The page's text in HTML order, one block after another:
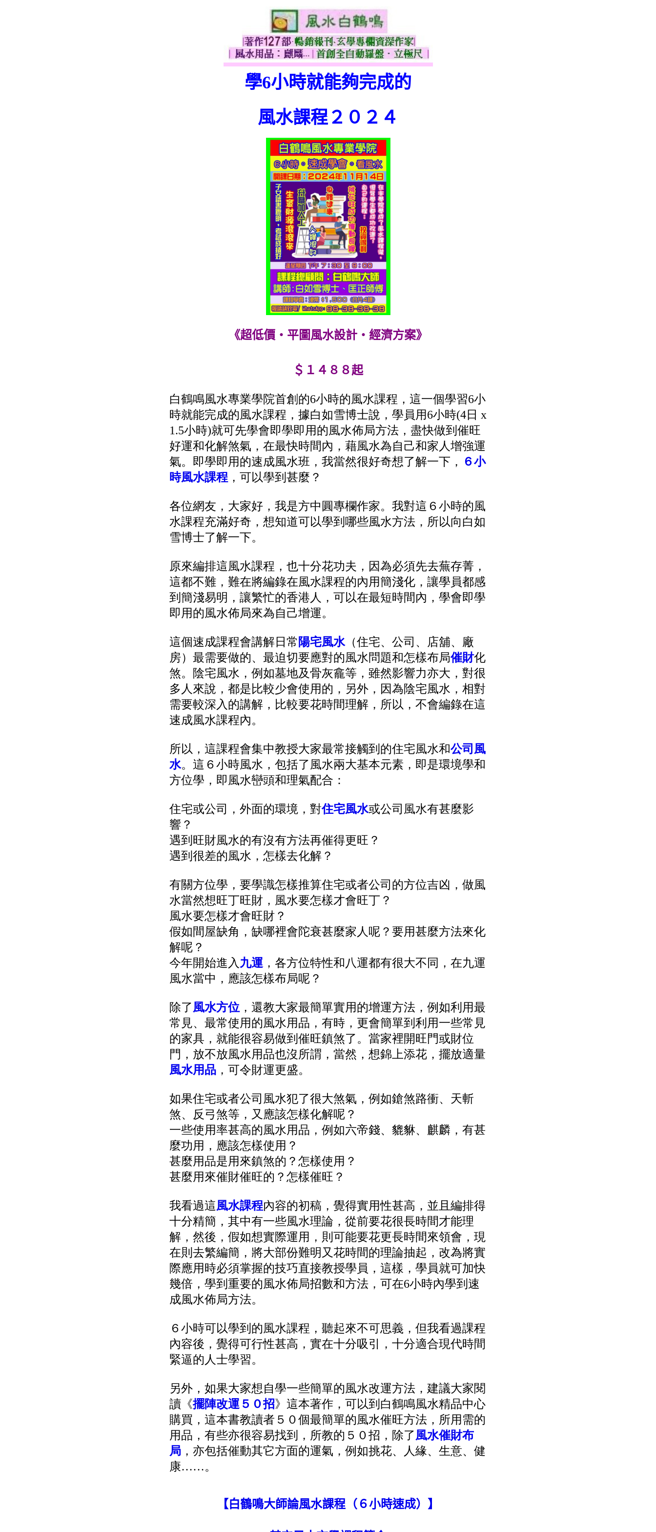
學6小時就能夠完成的
風水課程２０２４
《超低價‧平圖風水設計‧經濟方案》
＄１４８８起
白鶴鳴風水專業學院首創的6小時的風水課程，這一個學習6小
時就能完成的風水課程，據白如雪博士說，學員用6小時(4日 x
1.5小時)就可先學會即學即用的風水佈局方法，盡快做到催旺
好運和化解煞氣，在最快時間內，藉風水為自己和家人增強運
氣。即學即用的速成風水班，我當然很好奇想了解一下，
６小
時風水課程 ，可以學到甚麼？
各位網友，大家好，我是方中圓專欄作家。我對這６小時的風
水課程充滿好奇，想知道可以學到哪些風水方法，所以向白如
雪博士了解一下。
原來編排這風水課程，也十分花功夫，因為必須先去蕪存菁，
這都不難，難在將編錄在風水課程的內用簡淺化，讓學員都感
到簡淺易明，讓繁忙的香港人，可以在最短時間內，學會即學
即用的風水佈局來為自己增運。
這個速成課程會講解日常 陽宅風水（住宅、公司、店舖、廠
房）最需要做的、最迫切要應對的風水問題和怎樣布局催財化
煞。陰宅風水，例如墓地及骨灰龕等，雖然影響力亦大，對很
多人來說，都是比較少會使用的，另外，因為陰宅風水，相對
需要較深入的講解，比較要花時間理解，所以，不會編錄在這
速成風水課程內。
所以，這課程會集中教授大家最常接觸到的住宅風水和公司風
水。這６小時風水，包括了風水兩大基本元素，即是環境學和
方位學，即風水巒頭和理氣配合：
住宅或公司，外面的環境，對住宅風水或公司風水有甚麼影
響？
遇到旺財風水的有沒有方法再催得更旺？
遇到很差的風水，怎樣去化解？
有關方位學，要學識怎樣推算住宅或者公司的方位吉凶，做風
水當然想旺丁旺財，風水要怎樣才會旺丁？
風水要怎樣才會旺財？
假如間屋缺角，缺哪裡會陀衰甚麼家人呢？要用甚麼方法來化
解呢？
今年開始進入 九運 ，各方位特性和八運都有很大不同，在九運
風水當中，應該怎樣布局呢？
除了風水方位 ，還教大家最簡單實用的增運方法，例如利用最
常見、最常使用的風水用品，有時，更會簡單到利用一些常見
的家具，就能很容易做到催旺鎮煞了。當家裡開旺門或財位
門，放不放風水用品也沒所謂，當然，想錦上添花，擺放適量
風水用品 ，可令財運更盛。
如果住宅或者公司風水犯了很大煞氣，例如鎗煞路衝、天斬
煞、反弓煞等，又應該怎樣化解呢？
一些使用率甚高的風水用品，例如六帝錢、貔貅、麒麟，有甚
麼功用，應該怎樣使用？
甚麼用品是用來鎮煞的？怎樣使用？
甚麼用來催財催旺的？怎樣催旺？
我看過這風水課程內容的初稿，覺得實用性甚高，並且編排得
十分精簡，其中有一些風水理論，從前要花很長時間才能理
解，然後，假如想實際運用，則可能要花更長時間來領會，現
在則去繁編簡，將大部份難明又花時間的理論抽起，改為將實
際應用時必須掌握的技巧直接教授學員，這樣，學員就可加快
幾倍，學到重要的風水佈局招數和方法，可在6小時內學到速
成風水佈局方法。
６小時可以學到的風水課程，聽起來不可思義，但我看過課程
內容後，覺得可行性甚高，實在十分吸引，十分適合現代時間
緊逼的人士學習。
另外，如果大家想自學一些簡單的風水改運方法，建議大家閱
讀《擺陣改運５０招》這本著作，可以到白鶴鳴風水精品中心
購買，這本書教讀者５０個最簡單的風水催旺方法，所用需的
用品，有些亦很容易找到，所教的５０招，除了風水催財布
局 ，亦包括催動其它方面的運氣，例如挑花、人緣、生意、健
康……。
【白鶴鳴大師論風水課程（６小時速成）】